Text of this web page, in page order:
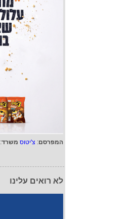
המפרסם: צ'יטוס משרד:
לא רואים עלינו